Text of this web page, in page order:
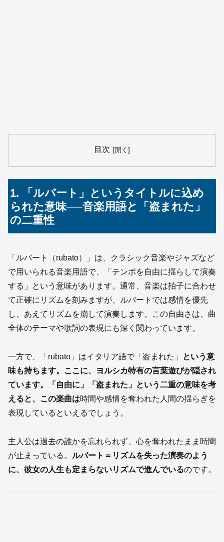
目次
1. 「ルバート」というタイトルに込め
られた意味──音楽用語と「盗まれた」
の二重性
「ルバート（rubato）」は、クラシック音楽やジャズなど
で用いられる音楽用語で、「テンポを自由に揺らして演奏
する」という意味があります。通常、音楽は拍子に合わせ
て正確にリズムを刻みますが、ルバートでは感情を優先
し、あえてリズムを崩して演奏します。この自由さは、曲
全体のテーマや歌詞の表現にも深く関わっています。
一方で、「rubato」はイタリア語で「盗まれた」
という意
味も持ちます。ここに、ヨルシカ特有の言葉遊びが隠され
ています。「自由に」「盗まれた」という二重の意味を考
えると、この楽曲は時間や感情を奪われた人間の揺らぎを
表現しているといえるでしょう。
主人公は過去の誰かを忘れられず、心を奪われたまま時間
が止まっている。 ルバート＝リズムを失った演奏のよう
に、彼女の人生も定まらないリズムで進んでいるのです。